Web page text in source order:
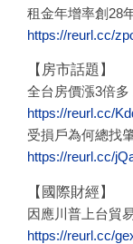
租金年增率創28
https://reurl.cc/
【房市話題】
全台房價漲3倍
https://reurl.cc/
受損戶為何總找
https://reurl.cc/
【國際財經】
因應川普上台貿
https://reurl.cc/